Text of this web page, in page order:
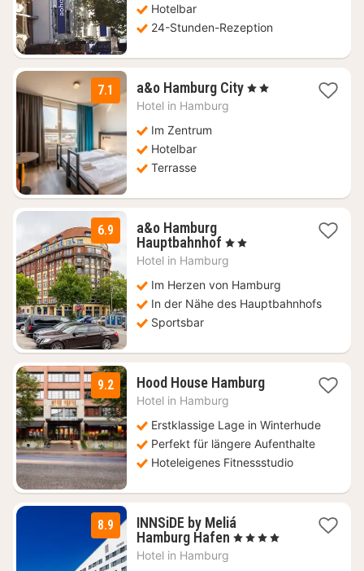
Hotelbar
24-Stunden-Rezeption
7.1 a&o Hamburg City2
, 2 Sterne
Hotel in Hamburg
Im Zentrum
Hotelbar
Terrasse
6.9
a&o Hamburg
Hauptbahnhof 2
Nächte
ab
79,26
€
, 2 Sterne
Hotel in Hamburg
Im Herzen von Hamburg
In der Nähe des Hauptbahnhofs
Sportsbar
9.2 Hood House Hamburg1
144
€
Hotel in Hamburg
Erstklassige Lage in Winterhude
Perfekt für längere Aufenthalte
Hoteleigenes Fitnessstudio
8.9
INNSiDE by Meliá
Hamburg Hafen 1
, 4 Sterne
Hotel in Hamburg